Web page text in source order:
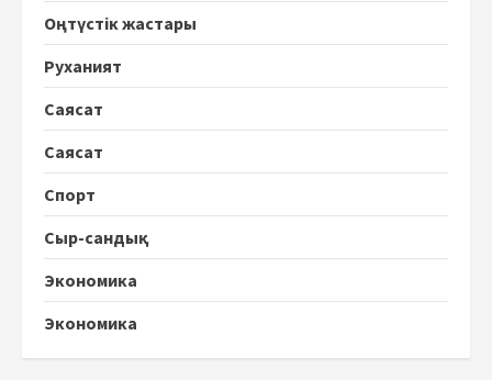
Оңтүстік жастары
Руханият
Саясат
Саясат
Спорт
Сыр-сандық
Экономика
Экономика